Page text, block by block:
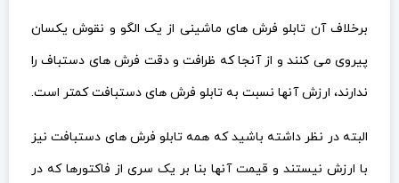
برخلاف آن تابلو فرش های ماشینی از یک الگو و نقوش یکسان
پیروی می کنند و از آنجا که ظرافت و دقت فرش های دستباف را
ندارند، ارزش آنها نسبت به تابلو فرش های دستبافت کمتر است.
البته در نظر داشته باشید که همه تابلو فرش های دستبافت نیز
با ارزش نیستند و قیمت آنها بنا بر یک سری از فاکتورها که در